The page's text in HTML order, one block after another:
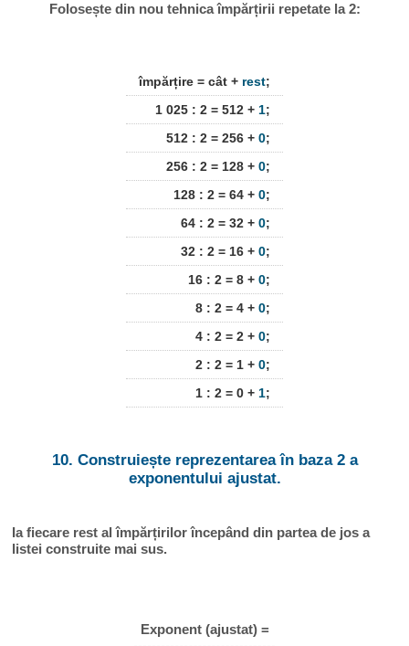
Folosește din nou tehnica împărțirii repetate la 2:
împărțire = cât + rest;
1 025 : 2 = 512 + 1;
512 : 2 = 256 + 0;
256 : 2 = 128 + 0;
128 : 2 = 64 + 0;
64 : 2 = 32 + 0;
32 : 2 = 16 + 0;
16 : 2 = 8 + 0;
8 : 2 = 4 + 0;
4 : 2 = 2 + 0;
2 : 2 = 1 + 0;
1 : 2 = 0 + 1;
10. Construiește reprezentarea în baza 2 a
exponentului ajustat.
Ia fiecare rest al împărțirilor începând din partea de jos a
listei construite mai sus.
Exponent (ajustat) =